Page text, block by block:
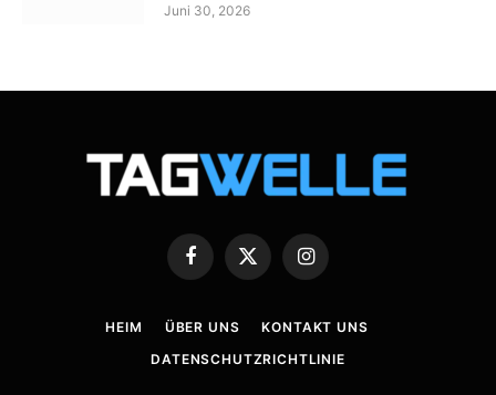
Juni 30, 2026
Facebook
X
(Twitter)
Instagram
HEIM ÜBER UNS
KONTAKT UNS
DATENSCHUTZRICHTLINIE